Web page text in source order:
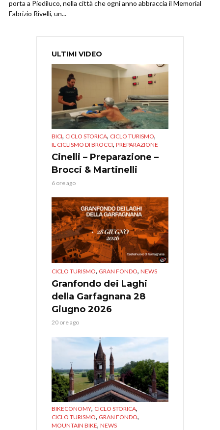
porta a Piediluco, nella città che ogni anno abbraccia il Memorial
Fabrizio Rivelli, un...
ULTIMI VIDEO
BICI, CICLO STORICA, CICLO TURISMO,
IL CICLISMO DI BROCCI, PREPARAZIONE
Cinelli – Preparazione –
Brocci & Martinelli
6 ore ago
CICLO TURISMO, GRAN FONDO, NEWS
Granfondo dei Laghi
della Garfagnana 28
Giugno 2026
20 ore ago
BIKECONOMY, CICLO STORICA,
CICLO TURISMO, GRAN FONDO,
MOUNTAIN BIKE, NEWS